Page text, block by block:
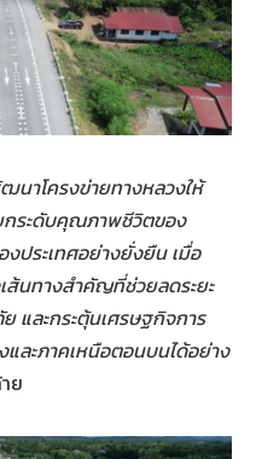
นาโครงข่ายทางหลวงให้
กระดับคุณภาพชีวิตของ
ประเทศอย่างยั่งยืน เมื่อ
ส้นทางสำคัญที่ช่วยลดระยะ
และกระตุ้นเศรษฐกิจการ
และภาคเหนือตอนบนได้อย่าง
ย